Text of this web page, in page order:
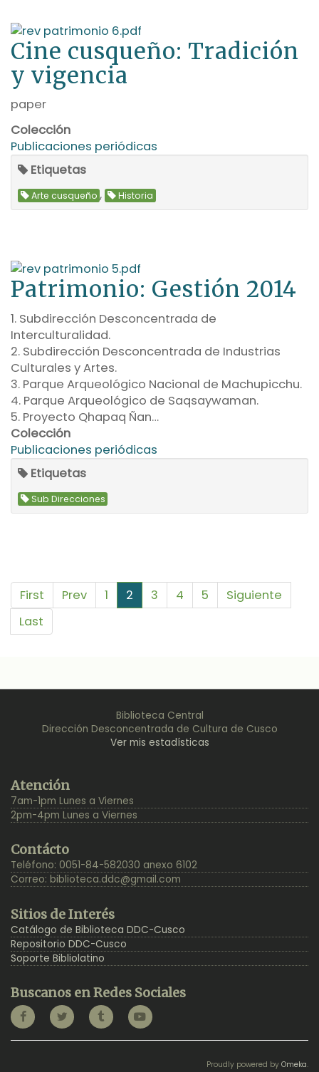
Cine cusqueño: Tradición
y vigencia
paper
Colección
Publicaciones periódicas
Etiquetas
Arte cusqueño , Historia
Patrimonio: Gestión 2014
1. Subdirección Desconcentrada de
Interculturalidad.
2. Subdirección Desconcentrada de Industrias
Culturales y Artes.
3. Parque Arqueológico Nacional de Machupicchu.
4. Parque Arqueológico de Saqsaywaman.
5. Proyecto Qhapaq Ñan…
Colección
Publicaciones periódicas
Etiquetas
Sub Direcciones
First Prev 1 2 3 4 5
Siguiente
Last
Biblioteca Central
Dirección Desconcentrada de Cultura de Cusco
Ver mis estadísticas
Top
Atención
7am-1pm Lunes a Viernes
2pm-4pm Lunes a Viernes
Contácto
Teléfono: 0051-84-582030 anexo 6102
Correo: biblioteca.ddc@gmail.com
Sitios de Interés
Catálogo de Biblioteca DDC-Cusco
Repositorio DDC-Cusco
Soporte Bibliolatino
Buscanos en Redes Sociales
Proudly powered by Omeka.